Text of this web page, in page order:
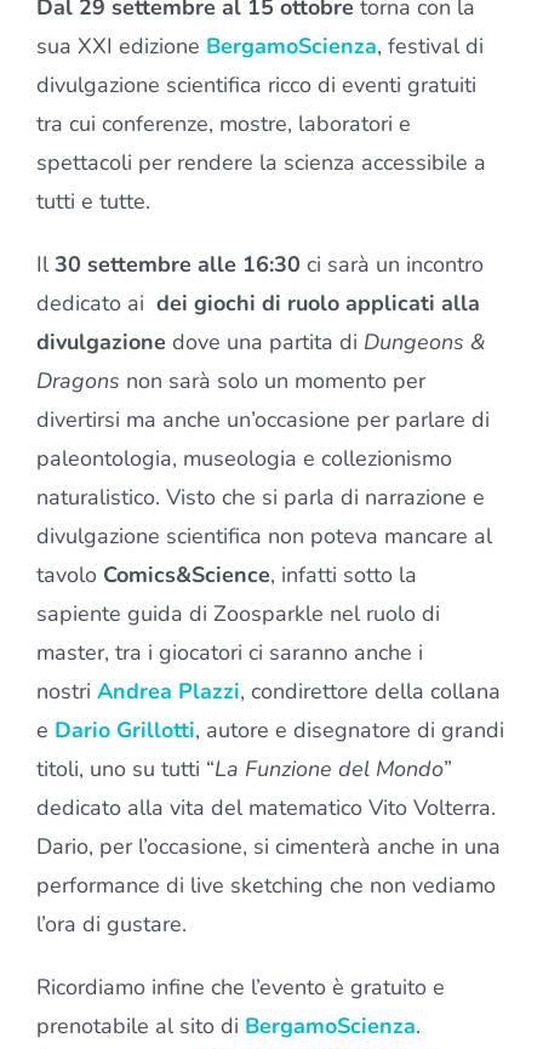
Dal 29 settembre al 15 ottobre torna con la
sua XXI edizione BergamoScienza, festival di
divulgazione scientifica ricco di eventi gratuiti
tra cui conferenze, mostre, laboratori e
spettacoli per rendere la scienza accessibile a
tutti e tutte.
Il30 settembre alle 16:30 ci sarà un incontro
dedicato ai dei giochi di ruolo applicati alla
divulgazione dove una partita di Dungeons &
Dragons non sarà solo un momento per
divertirsi ma anche un’occasione per parlare di
paleontologia, museologia e collezionismo
naturalistico. Visto che si parla di narrazione e
divulgazione scientifica non poteva mancare al
tavolo Comics&Science, infatti sotto la
sapiente guida di Zoosparkle nel ruolo di
master, tra i giocatori ci saranno anche i
nostri Andrea Plazzi, condirettore della collana
e Dario Grillotti, autore e disegnatore di grandi
titoli, uno su tutti “La Funzione del Mondo”
dedicato alla vita del matematico Vito Volterra.
Dario, per l’occasione, si cimenterà anche in una
performance di live sketching che non vediamo
l’ora di gustare.
Ricordiamo infine che l’evento è gratuito e
prenotabile al sito di BergamoScienza.